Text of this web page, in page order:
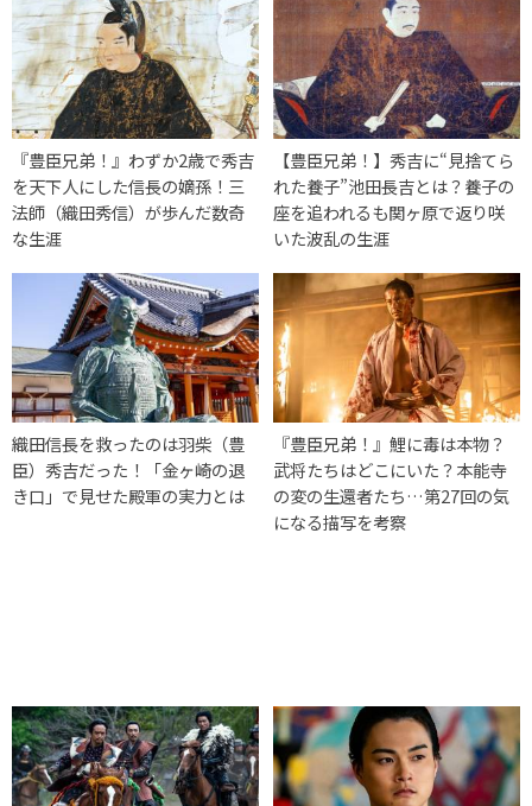
『豊臣兄弟！』わずか2歳で秀吉
を天下人にした信長の嫡孫！三
法師（織田秀信）が歩んだ数奇
な生涯
【豊臣兄弟！】秀吉に“見捨てら
れた養子”池田長吉とは？養子の
座を追われるも関ヶ原で返り咲
いた波乱の生涯
織田信長を救ったのは羽柴（豊
臣）秀吉だった！「金ヶ崎の退
き口」で見せた殿軍の実力とは
『豊臣兄弟！』鯉に毒は本物？
武将たちはどこにいた？本能寺
の変の生還者たち…第27回の気
になる描写を考察